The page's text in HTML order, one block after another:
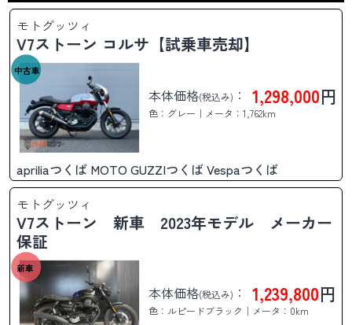
モトグッツィ
V7ストーン コルサ【試乗車売却】
中古車
本体価格(税込み) ： 1,298,000円
色：グレー｜メータ：1,762km
apriliaつくば MOTO GUZZIつくば Vespaつくば
モトグッツィ
V7ストーン 新車 2023年モデル メーカー
保証
新車
本体価格(税込み) ： 1,239,800円
色：ルピードブラック｜メータ：0km